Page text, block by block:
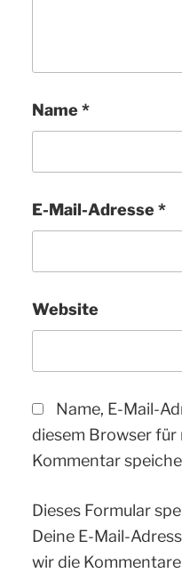
Name *
E-Mail-Adresse *
Website
Name, E-Mail-
diesem Browser
Kommentar
Dieses Formular
Deine E-Mail-
wir die